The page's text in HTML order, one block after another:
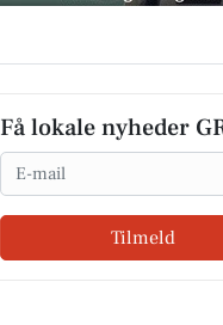
Få lokale nyheder
Email
Tilmeld